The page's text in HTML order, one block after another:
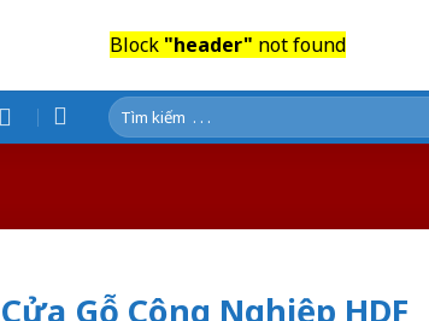
Block "header" not found
Tìm
kiếm:
Cửa Gỗ Công Nghiệp HDF